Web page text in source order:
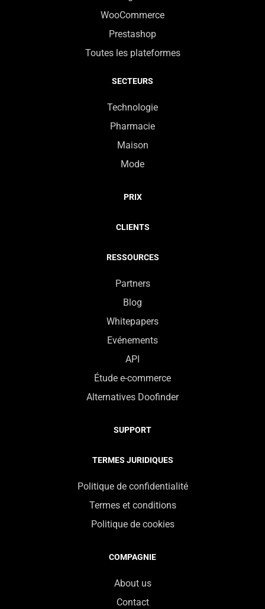
WooCommerce
Prestashop
Toutes les plateformes
SECTEURS
Technologie
Pharmacie
Maison
Mode
PRIX
CLIENTS
RESSOURCES
Partners
Blog
Whitepapers
Evénements
API
Étude e-commerce
Alternatives Doofinder
SUPPORT
TERMES JURIDIQUES
Politique de confidentialité
Termes et conditions
Politique de cookies
COMPAGNIE
About us
Contact